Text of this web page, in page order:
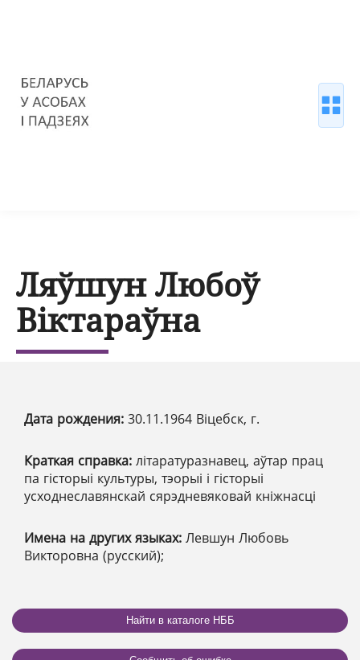
Ляўшун Любоў
Віктараўна
Дата рождения: 30.11.1964 Віцебск, г.
Краткая справка: літаратуразнавец, аўтар прац
па гісторыі культуры, тэорыі і гісторыі
усходнеславянскай сярэдневяковай кніжнасці
Имена на других языках: Левшун Любовь
Викторовна (русский);
Найти в каталоге НББ